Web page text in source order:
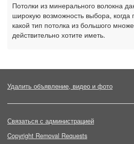
Потолки из минерального волокна
широкую возможность выбора,
какой тип потолка из большого
действительно хотите иметь.
Удалить объявление, видео и фото
Связаться с администрацией
Copyright Removal Requests